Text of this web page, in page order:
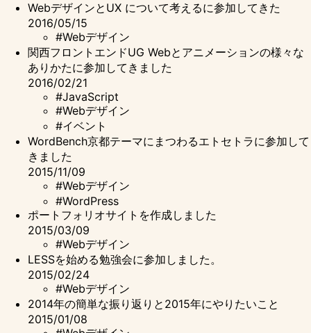
WebデザインとUX について考えるに参加してきた
2016/05/15
#Webデザイン
関西フロントエンドUG Webとアニメーションの様々な
ありかたに参加してきました
2016/02/21
#JavaScript
#Webデザイン
#イベント
WordBench京都テーマにまつわるエトセトラに参加して
きました
2015/11/09
#Webデザイン
#WordPress
ポートフォリオサイトを作成しました
2015/03/09
#Webデザイン
LESSを始める勉強会に参加しました。
2015/02/24
#Webデザイン
2014年の簡単な振り返りと2015年にやりたいこと
2015/01/08